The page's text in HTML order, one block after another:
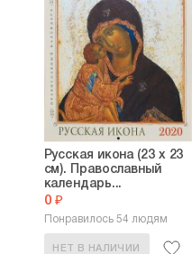
Русская икона (23 х 23
см). Православный
календарь...
0 ₽
Понравилось 54 людям
НЕТ В НАЛИЧИИ